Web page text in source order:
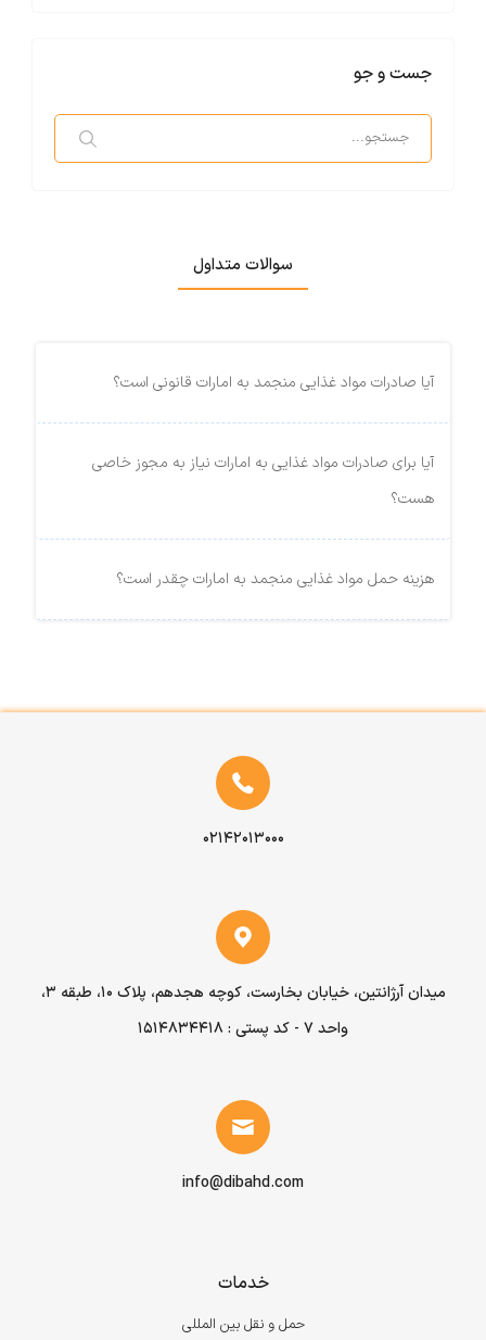
واردات یا ارسال اثاث منزل کمک می‌کند.
جست و جو
سوالات متداول
آیا صادرات مواد غذایی منجمد به امارات قانونی است؟
آیا برای صادرات مواد غذایی به امارات نیاز به مجوز خاصی
هست؟
هزینه حمل مواد غذایی منجمد به امارات چقدر است؟
۰۲۱۴۲۰۱۳۰۰۰
میدان آرژانتین، خیابان بخارست، کوچه هجدهم، پلاک ۱۰، طبقه ۳،
واحد ۷ - کد پستی : 1514834418
info@dibahd.com
خدمات
حمل و نقل بین المللی